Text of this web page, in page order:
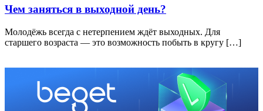
Чем заняться в выходной день?
Молодёжь всегда с нетерпением ждёт выходных. Для
старшего возраста — это возможность побыть в кругу […]